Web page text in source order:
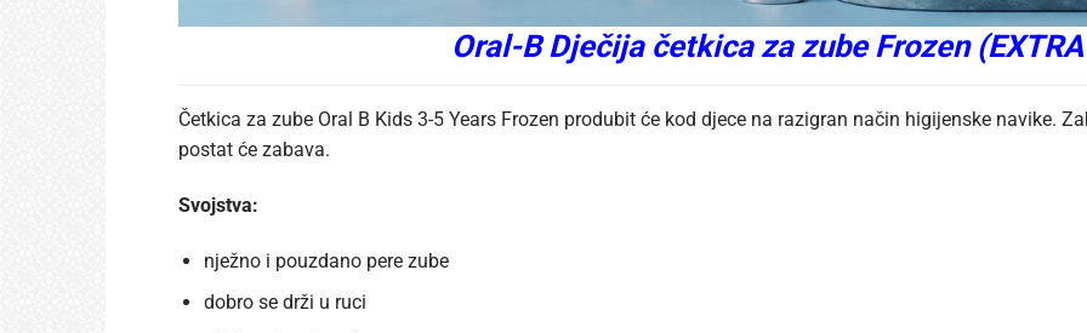
Oral-B Dječija četkica za zube Frozen
Četkica za zube Oral B Kids 3-5 Years Frozen produbit će kod djece na razigran način higijenske navike.
postat će zabava.
Svojstva:
nježno i pouzdano pere zube
dobro se drži u ruci